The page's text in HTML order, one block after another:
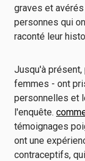
graves et
personnes qui
raconté leur
Jusqu'à
femmes - ont
personnelles et
l'enquête.
témoignages
ont une
contraceptifs,